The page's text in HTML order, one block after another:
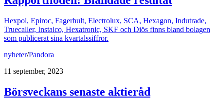
Hexpol, Epiroc, Fagerhult, Electrolux, SCA, Hexagon, Indutrade,
Truecaller, Instalco, Hexatronic, SKF och Diös finns bland bolagen
som publicerat sina kvartalssiffror.
nyheter/Pandora
11 september, 2023
Börsveckans senaste aktieråd